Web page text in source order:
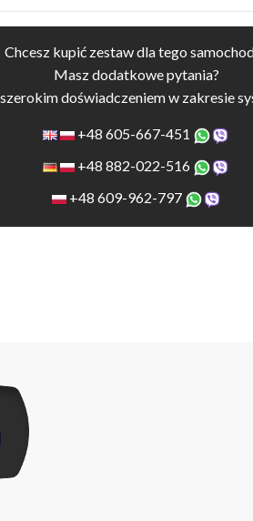
Chcesz kupić zestaw dla tego
Masz dodatkowe pytania?
doświadczeniem w zakresie
+48 605-667-451
+48 882-022-516
+48 609-962-797